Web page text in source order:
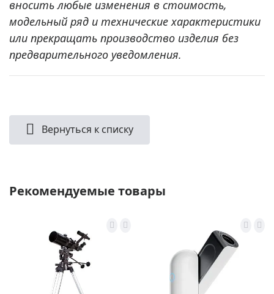
вносить любые изменения в стоимость,
модельный ряд и технические характеристики
или прекращать производство изделия без
предварительного уведомления.
Вернуться к списку
Рекомендуемые товары